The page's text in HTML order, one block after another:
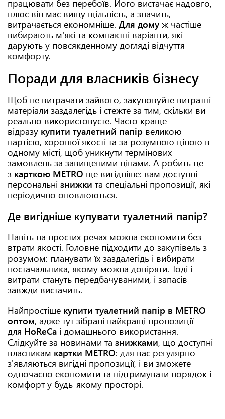
працювати без перебоїв. Його вистачає надовго,
плюс він має вищу щільність, а значить,
витрачається економніше. Для дому ж частіше
вибирають м'які та компактні варіанти, які
дарують у повсякденному догляді відчуття
комфорту.
Поради для власників бізнесу
Щоб не витрачати зайвого, закуповуйте витратні
матеріали заздалегідь і стежте за тим, скільки ви
реально використовуєте. Часто краще
відразу купити туалетний папір великою
партією, хорошої якості та за розумною ціною в
одному місті, щоб уникнути термінових
замовлень за завищеними цінами. А робить це
з карткою METRO ще вигідніше: вам доступні
персональні знижки та спеціальні пропозиції, які
періодично оновлюються.
Де вигідніше купувати туалетний папір?
Навіть на простих речах можна економити без
втрати якості. Головне підходити до закупівель з
розумом: планувати їх заздалегідь і вибирати
постачальника, якому можна довіряти. Тоді і
витрати стануть передбачуваними, і запасів
завжди вистачить.
Найпростіше купити туалетний папір в METRO
оптом, адже тут зібрані найкращі пропозиції
для HoReCa і домашнього використання.
Слідкуйте за новинами та знижками, що доступні
власникам картки METRO: для вас регулярно
з'являються вигідні пропозиції, і ви зможете
одночасно економити та підтримувати порядок і
комфорт у будь-якому просторі.